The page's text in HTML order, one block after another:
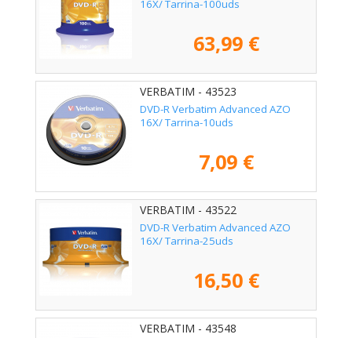
16X/ Tarrina-100uds
63,99 €
VERBATIM - 43523
DVD-R Verbatim Advanced AZO
16X/ Tarrina-10uds
7,09 €
VERBATIM - 43522
DVD-R Verbatim Advanced AZO
16X/ Tarrina-25uds
16,50 €
VERBATIM - 43548